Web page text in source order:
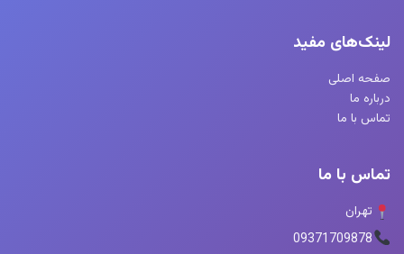
لینک‌های مفید
صفحه اصلی
درباره ما
تماس با ما
تماس با ما
تهران
09371709878